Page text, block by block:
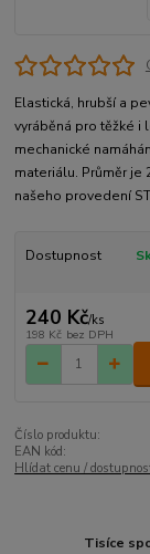
Elastická, hrubší a
vyráběná pro těžké i
mechanické
materiálu. Průměr je
našeho provedení
Dostupnost
240 Kč/ks
198 Kč bez DPH
Číslo produktu:
EAN kód:
Hlídat cenu /
Tisíce